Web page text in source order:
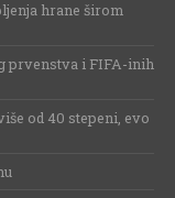
hrane širom
prvenstva i FIFA-inih
od 40 stepeni, evo